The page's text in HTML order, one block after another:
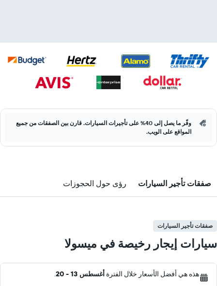
وفّر ما يصل إلى 40% على تأجيرات السيارات. قارن بين الصفقات من جميع
المواقع على الويب.
صفقات تأجير السيارات رؤى حول الحجوزات
صفقات تأجير السيارات
سيارات إيجار رخيصة في ميسولا
هذه هي أفضل الأسعار خلال الفترة أغسطس 13 - 20 .